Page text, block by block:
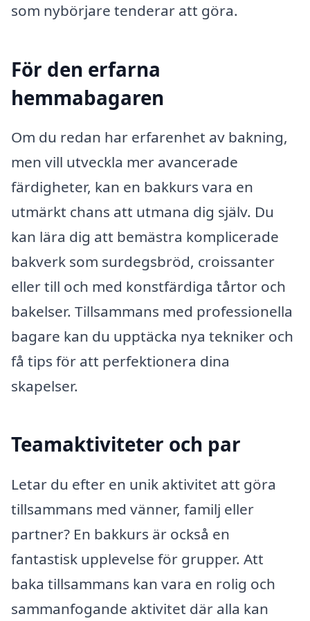
som nybörjare tenderar att göra.
För den erfarna
hemmabagaren
Om du redan har erfarenhet av bakning,
men vill utveckla mer avancerade
färdigheter, kan en bakkurs vara en
utmärkt chans att utmana dig själv. Du
kan lära dig att bemästra komplicerade
bakverk som surdegsbröd, croissanter
eller till och med konstfärdiga tårtor och
bakelser. Tillsammans med professionella
bagare kan du upptäcka nya tekniker och
få tips för att perfektionera dina
skapelser.
Teamaktiviteter och par
Letar du efter en unik aktivitet att göra
tillsammans med vänner, familj eller
partner? En bakkurs är också en
fantastisk upplevelse för grupper. Att
baka tillsammans kan vara en rolig och
sammanfogande aktivitet där alla kan